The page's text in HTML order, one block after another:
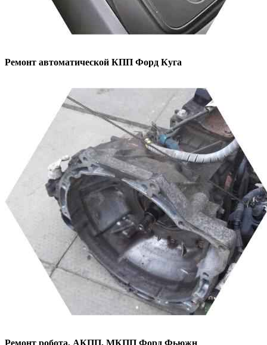
Ремонт автоматической КПП Форд Куга